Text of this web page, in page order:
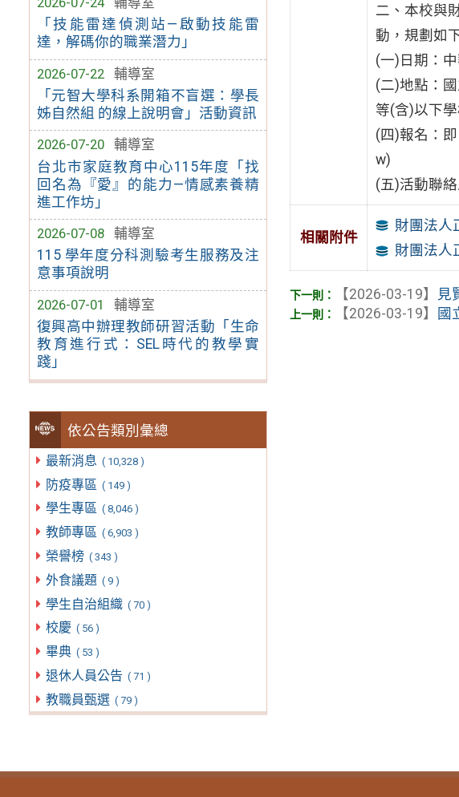
「技能雷達偵測站—啟動技能雷
達，解碼你的職業潛力」
2026-07-22
輔導室
「元智大學科系開箱不盲選：學長
姊自然組 的線上說明會」活動資訊
2026-07-20
輔導室
台北市家庭教育中心115年度「找
回名為『愛』的能力—情感素養精
進工作坊」
2026-07-08
輔導室
115 學年度分科測驗考生服務及注
意事項說明
2026-07-01
輔導室
復興高中辦理教師研習活動「生命
教育進行式：SEL時代的教學實
踐」
依公告類別彙總
最新消息 ( 10,328 )
防疫專區 ( 149 )
學生專區 ( 8,046 )
教師專區 ( 6,903 )
榮譽榜 ( 343 )
外食議題 ( 9 )
學生自治組織 ( 70 )
校慶 ( 56 )
畢典 ( 53 )
退休人員公告 ( 71 )
教職員甄選 ( 79 )
二、本校與
動，規劃如
(一)日期：
(二)地點：
等(含)以下
(四)報名：
w)
(五)活動聯
相關附件
財團法人
財團法人
【2026-03-19】 見
【2026-03-19】
國